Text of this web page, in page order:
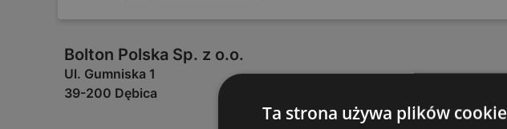
Bolton Polska Sp. z o.o.
Ul. Gumniska 1
39-200 Dębica
Ta strona używa plików cookie